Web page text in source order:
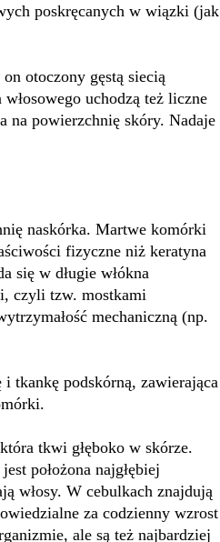
poskręcanych w wiązki (jak
otoczony gęstą siecią
uchodzą też liczne
na powierzchnię skóry. Nadaje
naskórka. Martwe komórki
fizyczne niż keratyna
się w długie włókna
czyli tzw. mostkami
mechaniczną (np.
i tkankę podskórną, zawierająca
tkwi głęboko w skórze.
położona najgłębiej
włosy. W cebulkach znajdują
za codzienny wzrost
ale są też najbardziej